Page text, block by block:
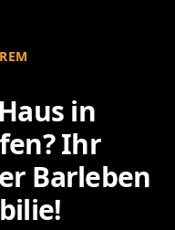
in
Ihr
Barleben